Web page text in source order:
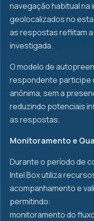
navegação habitual
geolocalizados no
as respostas reflitam
investigada.
O modelo de
respondente participe
anônima, sem a
reduzindo potenciais
as respostas.
Monitoramento e
Durante o período de
Intel Box utiliza
acompanhamento e
permitindo:
monitoramento do